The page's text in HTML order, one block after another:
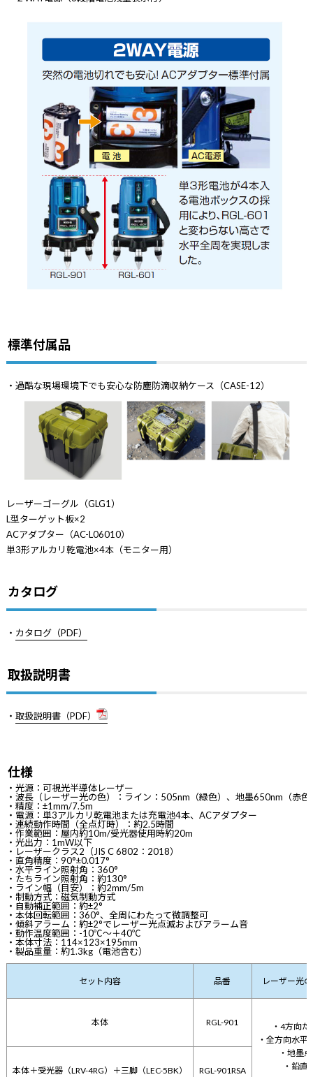
標準付属品
・過酷な現場環境下でも安心な防塵防滴収納ケース（CASE-12）
レーザーゴーグル（GLG1）
L型ターゲット板×2
ACアダプター（AC-L06010）
単3形アルカリ乾電池×4本（モニター用）
カタログ
・ カタログ（PDF）
取扱説明書
・ 取扱説明書（PDF）
仕様
・光源：可視光半導体レーザー
・波長（レーザー光の色）：ライン：505nm（緑色）、地墨650nm（赤色
・精度：±1mm/7.5m
・電源：単3アルカリ乾電池または充電池4本、ACアダプター
・連続動作時間（全点灯時）：約2.5時間
・作業範囲：屋内約10m/受光器使用時約20m
・光出力：1mW以下
・レーザークラス2（JIS C 6802：2018）
・直角精度：90°±0.017°
・水平ライン照射角：360°
・たちライン照射角：約130°
・ライン幅（目安）：約2mm/5m
・制動方式：磁気制動方式
・自動補正範囲：約±2°
・本体回転範囲：360°、全周にわたって微調整可
・傾斜アラーム：約±2°でレーザー光点滅およびアラーム音
・動作温度範囲：-10℃～＋40℃
・本体寸法：114×123×195mm
・製品重量：約1.3kg（電池含む）
セット内容 品番 レーザー光
本体 RGL-901
・4方向た
・全方向水平
・地墨点
・鉛直
本体＋受光器（LRV-4RG）＋三脚（LEC-5BK） RGL-901RSA